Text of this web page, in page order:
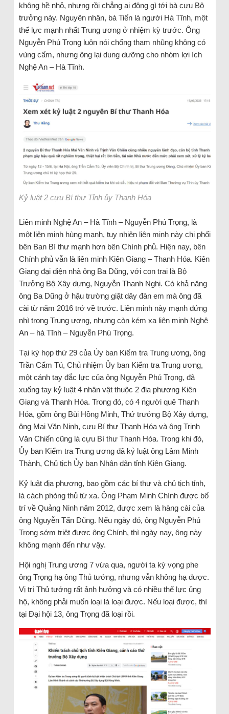
không hề nhỏ, nhưng rồi chẳng ai động gì tới bà cựu Bộ
trưởng này. Nguyên nhân, bà Tiến là người Hà Tĩnh, một
thế lực mạnh nhất Trung ương ở nhiệm kỳ trước. Ông
Nguyễn Phú Trọng luôn nói chống tham nhũng không có
vùng cấm, nhưng ông lại dung dưỡng cho nhóm lợi ích
Nghệ An – Hà Tĩnh.
Kỷ luật 2 cựu Bí thư Tỉnh ủy Thanh Hóa
Liên minh Nghệ An – Hà Tĩnh – Nguyễn Phú Trọng, là
một liên minh hùng mạnh, tuy nhiên liên minh này chi phối
bên Ban Bí thư mạnh hơn bên Chính phủ. Hiện nay, bên
Chính phủ vẫn là liên minh Kiên Giang – Thanh Hóa. Kiên
Giang đại diện nhà ông Ba Dũng, với con trai là Bộ
Trưởng Bộ Xây dựng, Nguyễn Thanh Nghị. Có khả năng
ông Ba Dũng ở hậu trường giật dây đàn em mà ông đã
cài từ năm 2016 trở về trước. Liên minh này mạnh đứng
nhì trong Trung ương, nhưng còn kém xa liên minh Nghệ
An – hà Tĩnh – Nguyễn Phú Trọng.
Tại kỳ họp thứ 29 của Ủy ban Kiểm tra Trung ương, ông
Trần Cẩm Tú, Chủ nhiệm Ủy ban Kiểm tra Trung ương,
một cánh tay đắc lực của ông Nguyễn Phú Trọng, đã
xuống tay kỷ luật 4 nhân vật thuộc 2 địa phương Kiên
Giang và Thanh Hóa. Trong đó, có 4 người quê Thanh
Hóa, gồm ông Bùi Hồng Minh, Thứ trưởng Bộ Xây dựng,
ông Mai Văn Ninh, cựu Bí thư Thanh Hóa và ông Trịnh
Văn Chiến cũng là cựu Bí thư Thanh Hóa. Trong khi đó,
Ủy ban Kiểm tra Trung ương đã kỷ luật ông Lâm Minh
Thành, Chủ tịch Ủy ban Nhân dân tỉnh Kiên Giang.
Kỷ luật địa phương, bao gồm các bí thư và chủ tịch tỉnh,
là cách phòng thủ từ xa. Ông Phạm Minh Chính được bố
trí về Quảng Ninh năm 2012, được xem là hàng cài của
ông Nguyễn Tấn Dũng. Nếu ngày đó, ông Nguyễn Phú
Trọng sớm triệt được ông Chính, thì ngày nay, ông này
không mạnh đến như vậy.
Hội nghị Trung ương 7 vừa qua, người ta kỳ vọng phe
ông Trọng hạ ông Thủ tướng, nhưng vẫn không hạ được.
Vị trí Thủ tướng rất ảnh hưởng và có nhiều thế lực ủng
hộ, không phải muốn loại là loại được. Nếu loại được, thì
tại Đại hội 13, ông Trọng đã loại rồi.